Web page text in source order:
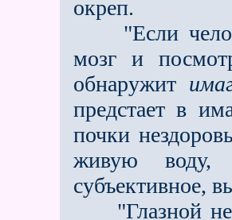
окреп.
"Если
мозг и
обнаружит
предстает в
почки
живую воду,
субъективное,
"Глазной